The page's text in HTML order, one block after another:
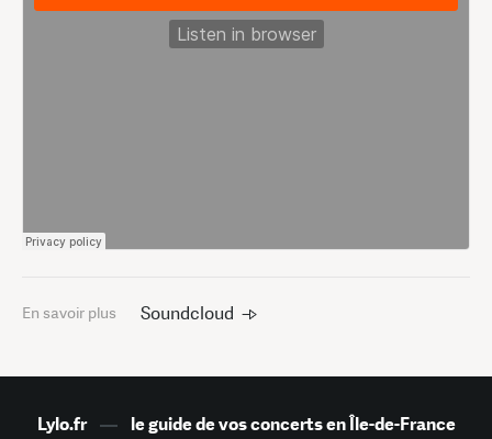
En savoir plus Soundcloud
Lylo.fr— le guide de vos concerts en Île-de-France